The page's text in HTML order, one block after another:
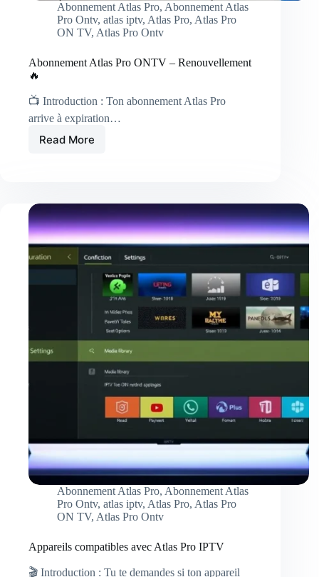
Abonnement Atlas Pro, Abonnement Atlas
Pro Ontv, atlas iptv, Atlas Pro, Atlas Pro
ON TV, Atlas Pro Ontv
Abonnement Atlas Pro ONTV – Renouvellement
🔥
📺 Introduction : Ton abonnement Atlas Pro
arrive à expiration…
Read MoreAbonnement
Renouvellement
🔥
Abonnement Atlas Pro, Abonnement Atlas
Pro Ontv, atlas iptv, Atlas Pro, Atlas Pro
ON TV, Atlas Pro Ontv
Appareils compatibles avec Atlas Pro IPTV
🎬 Introduction : Tu te demandes si ton appareil